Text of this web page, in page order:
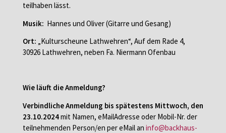
teilhaben lässt.
Musik: Hannes und Oliver (Gitarre und Gesang)
Ort: „Kulturscheune Lathwehren“, Auf dem Rade 4,
30926 Lathwehren, neben Fa. Niermann Ofenbau
Wie läuft die Anmeldung?
Verbindliche Anmeldung bis spätestens Mittwoch, den
23.10.2024mit Namen, eMailAdresse oder Mobil-Nr. der
teilnehmenden Person/en per eMail an info@backhaus-